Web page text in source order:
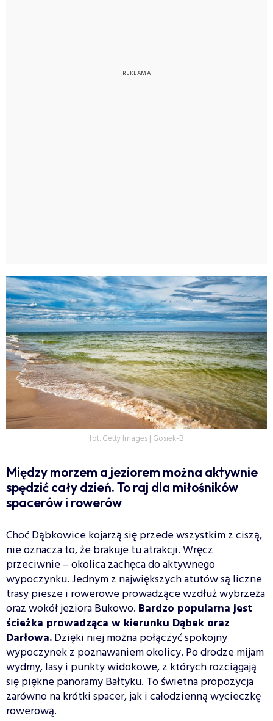
fot. Getty Images | Gosiek-B
Między morzem a jeziorem można aktywnie
spędzić cały dzień. To raj dla miłośników
spacerów i rowerów
Choć Dąbkowice kojarzą się przede wszystkim z ciszą,
nie oznacza to, że brakuje tu atrakcji. Wręcz
przeciwnie – okolica zachęca do aktywnego
wypoczynku. Jednym z największych atutów są liczne
trasy piesze i rowerowe prowadzące wzdłuż wybrzeża
oraz wokół jeziora Bukowo. Bardzo popularna jest
ścieżka prowadząca w kierunku Dąbek oraz
Darłowa.Dzięki niej można połączyć spokojny
wypoczynek z poznawaniem okolicy. Po drodze mijam
wydmy, lasy i punkty widokowe, z których rozciągają
się piękne panoramy Bałtyku. To świetna propozycja
zarówno na krótki spacer, jak i całodzienną wycieczkę
rowerową.